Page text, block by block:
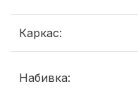
Каркас:
Набивка: